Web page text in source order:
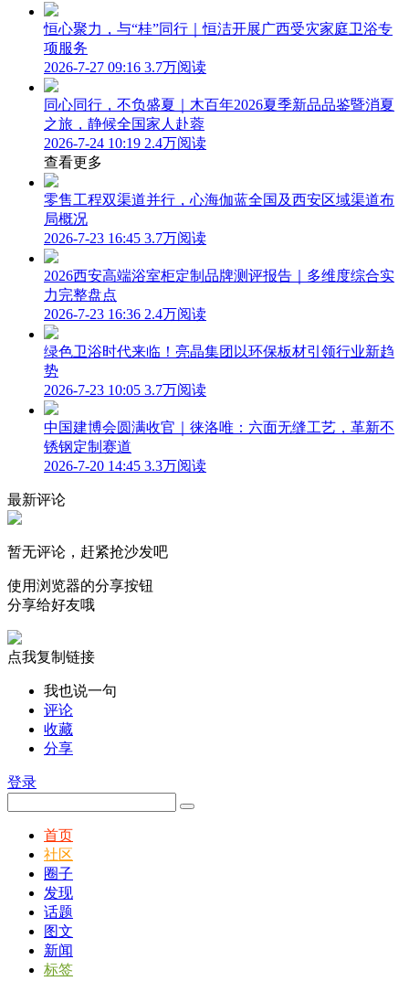
恒心聚力，与“桂”同行｜恒洁开展广西受灾家庭卫浴专
项服务
2026-7-27 09:16 3.7万阅读
同心同行，不负盛夏｜木百年2026夏季新品品鉴暨消夏
之旅，静候全国家人赴蓉
2026-7-24 10:19 2.4万阅读
查看更多
零售工程双渠道并行，心海伽蓝全国及西安区域渠道布
局概况
2026-7-23 16:45 3.7万阅读
2026西安高端浴室柜定制品牌测评报告｜多维度综合实
力完整盘点
2026-7-23 16:36 2.4万阅读
绿色卫浴时代来临！亮晶集团以环保板材引领行业新趋
势
2026-7-23 10:05 3.7万阅读
中国建博会圆满收官｜徕洛唯：六面无缝工艺，革新不
锈钢定制赛道
2026-7-20 14:45 3.3万阅读
最新评论
暂无评论，赶紧抢沙发吧
使用浏览器的分享按钮
分享给好友哦
点我复制链接
我也说一句
评论
收藏
分享
登录
首页
社区
圈子
发现
话题
图文
新闻
标签